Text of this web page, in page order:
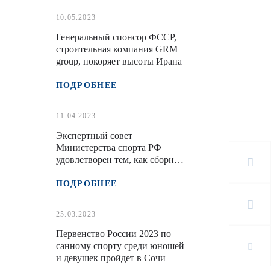
10.05.2023
Генеральный спонсор ФССР,
строительная компания GRM
group, покоряет высоты Ирана
ПОДРОБНЕЕ
11.04.2023
Экспертный совет
Министерства спорта РФ
удовлетворен тем, как сборная
провела минувший сезон
ПОДРОБНЕЕ
25.03.2023
Первенство России 2023 по
санному спорту среди юношей
и девушек пройдет в Сочи